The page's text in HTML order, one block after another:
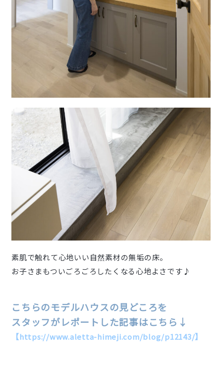
素肌で触れて心地いい自然素材の無垢の床。
お子さまもついごろごろしたくなる心地よさです♪
こちらのモデルハウスの見どころを
スタッフがレポートした記事はこちら↓
【https://www.aletta-himeji.com/blog/p12143/】